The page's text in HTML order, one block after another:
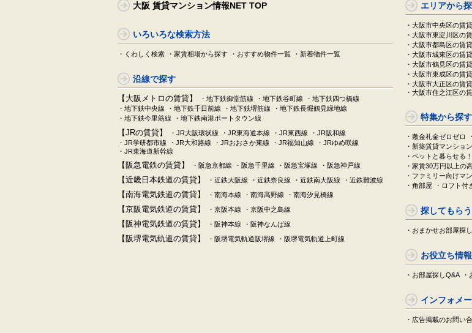
大阪 賃貸マンション情報NET TOP
いろいろな検索方法
・くわしく検索 ・家賃相場から探す ・おすすめ物件一覧 ・新着物件一覧
沿線で探す
【大阪メトロの賃貸】 ・地下鉄御堂筋線 ・地下鉄谷町線
・地下鉄四つ橋線
・地下鉄中央線
・地下鉄千日前線 ・地下鉄堺筋線
・地下鉄長堀鶴見緑地線
・地下鉄今里筋線
・地下鉄南港ポートタウン線
【JRの賃貸】 ・JR大阪環状線 ・JR東海道本線 ・JR東西線
・JR阪和線
・JR学研都市線
・JR大和路線 ・JRおおさか東線 ・JR福知山線
・JRゆめ咲線
・JR東海道新幹線
【阪急電鉄の賃貸】 ・阪急京都線 ・阪急千里線 ・阪急宝塚線 ・阪急神戸線
【近畿日本鉄道の賃貸】 ・近鉄大阪線 ・近鉄奈良線 ・近鉄南大阪線 ・近鉄難波線
【南海電気鉄道の賃貸】 ・南海本線 ・南海高野線 ・南海汐見橋線
【京阪電気鉄道の賃貸】 ・京阪本線 ・京阪中之島線
【阪神電気鉄道の賃貸】 ・阪神本線 ・阪神なんば線
【阪堺電気軌道の賃貸】 ・阪堺電気軌道阪堺線 ・阪堺電気軌道上町線
エリアから
・大阪市中央区の賃貸
・大阪市東淀川区の
・大阪市都島区の賃貸
・大阪市城東区の賃貸
・大阪市鶴見区の賃貸
・大阪市東成区の賃貸
・大阪市大正区の賃貸
・大阪市住之江区の
特集から探す
・敷金礼金ゼロゼロ
・新築賃貸マンション
・ペットと暮らせる！
・家賃30万円以上の
・ファミリー向けマ
・角部屋
・ロフト付
探してもらう
・おまかせお部屋探し
お役立ち情報
・お部屋探しQ&A
インフォメ
・広告掲載のお問い